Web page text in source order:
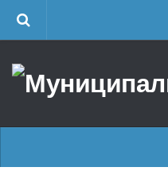
Об учреждении
Районные УГЗ